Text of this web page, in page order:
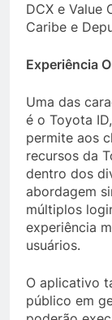
DCX e Value
Caribe e
Experiência
Uma das
é o Toyota
permite aos
recursos da
dentro dos
abordagem
múltiplos
experiência
usuários.
O aplicativo
público em